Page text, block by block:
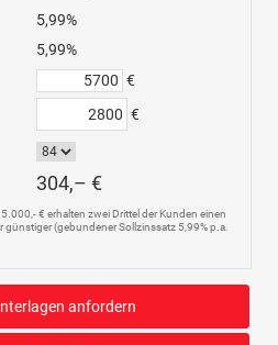
5,99%
5,99%
€
€
304,– €
€ erhalten zwei Drittel der Kunden einen
(gebundener Sollzinssatz 5,99% p.a.
anfordern